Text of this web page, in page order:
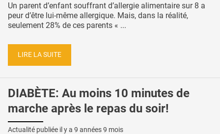
Un parent d’enfant souffrant d’allergie alimentaire sur 8 a
peur d’être lui-même allergique. Mais, dans la réalité,
seulement 28% de ces parents « ...
LIRE LA SUITE
DIABÈTE: Au moins 10 minutes de
marche après le repas du soir!
Actualité publiée il y a 9 années 9 mois